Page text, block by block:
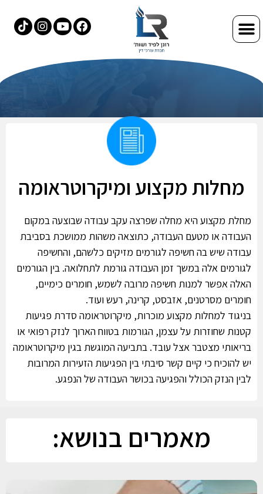
מחלות מקצוע ומיקרוטראומה
מחלת מקצוע היא מחלה שפרצה עקב עבודה שבוצעה במקום
העבודה או מטעם העבודה, כתוצאה משהות ממושכת בסביבת
עבודה שיש בה חשיפה לגורמים מזיקים כלשהם, והחשיפה
לגורמים אלה במשך זמן העבודה גורמת לתחלואה. בין הגורמים
האלה אפשר למנות חשיפה מרובה לשמש, חומרים כימיים,
חומרים מסרטנים, אזבסט, קרינה, רעש ועוד.
בניגוד למחלות מקצוע מוכרות, מיקרוטראומה סדרת פגיעות
קטנות שחוזרות על עצמן, הגורמות בטווח הארוך לנזק רפואי או
בריאותי מצטבר אצל עובד. בתביעה המוגשת בגין מיקרוטראומה
יש להוכיח כי קיים קשר סיבתי בין הפגיעות הזעירות המרובות
לבין הנזק הכולל והפגיעה בכושר העבודה של הנפגע.
מאמרים בנושא: